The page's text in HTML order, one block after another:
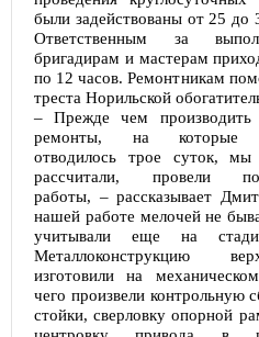
были задействованы от 25 до
Ответственным за
бригадирам и мастерам
по 12 часов. Ремонтникам
треста Норильской
– Прежде чем производить
ремонты, на которые
отводилось трое суток, мы
рассчитали, провели
работы, – рассказывает
нашей работе мелочей не
учитывали еще на
Металлоконструкцию
изготовили на
чего произвели контрольную
стойки, сверловку опорной